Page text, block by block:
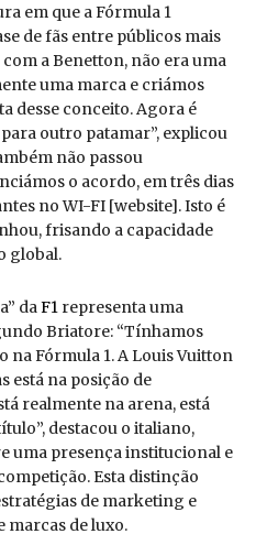
em que a Fórmula 1
de fãs entre públicos mais
a Benetton, não era uma
uma marca e criámos
desse conceito. Agora é
outro patamar”, explicou
não passou
o acordo, em três dias
no WI-FI [website]. Isto é
frisando a capacidade
global.
daF1 representa uma
Briatore: “Tínhamos
na Fórmula 1. A Louis Vuitton
está na posição de
realmente na arena, está
destacou o italiano,
uma presença institucional e
Esta distinção
de marketing e
marcas de luxo.